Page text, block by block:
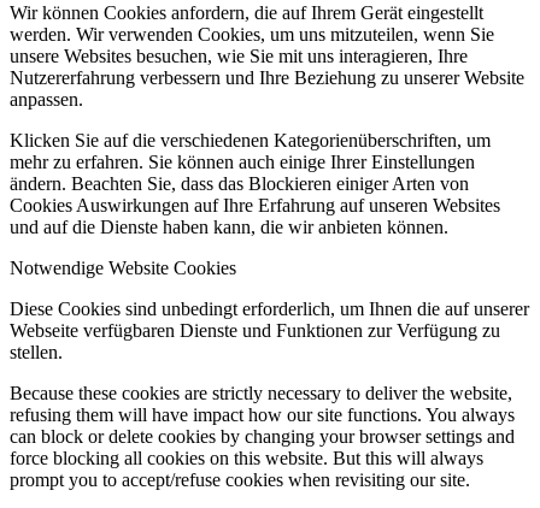
Wir können Cookies anfordern, die auf Ihrem Gerät eingestellt
werden. Wir verwenden Cookies, um uns mitzuteilen, wenn Sie
unsere Websites besuchen, wie Sie mit uns interagieren, Ihre
Nutzererfahrung verbessern und Ihre Beziehung zu unserer Website
anpassen.
Klicken Sie auf die verschiedenen Kategorienüberschriften, um
mehr zu erfahren. Sie können auch einige Ihrer Einstellungen
ändern. Beachten Sie, dass das Blockieren einiger Arten von
Cookies Auswirkungen auf Ihre Erfahrung auf unseren Websites
und auf die Dienste haben kann, die wir anbieten können.
Notwendige Website Cookies
Diese Cookies sind unbedingt erforderlich, um Ihnen die auf unserer
Webseite verfügbaren Dienste und Funktionen zur Verfügung zu
stellen.
Because these cookies are strictly necessary to deliver the website,
refusing them will have impact how our site functions. You always
can block or delete cookies by changing your browser settings and
force blocking all cookies on this website. But this will always
prompt you to accept/refuse cookies when revisiting our site.